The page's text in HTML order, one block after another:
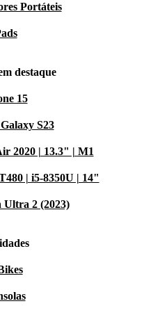
Portáteis
destaque
15
S23
2020 | 13.3" | M1
| i5-8350U | 14"
Ultra 2 (2023)